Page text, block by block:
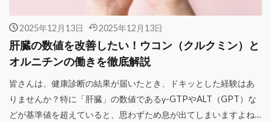
2025年12月13日 2025年12月13日
肝臓の数値を改善したい！ウコン（クルクミン）と
オルニチンの働きを徹底解説
皆さんは、健康診断の結果が届いたとき、ドキッとした経験はあ
りませんか？特に「肝臓」の数値であるγ-GTPやALT（GPT）な
どが基準値を超えていると、思わずため息が出てしまいますよね…